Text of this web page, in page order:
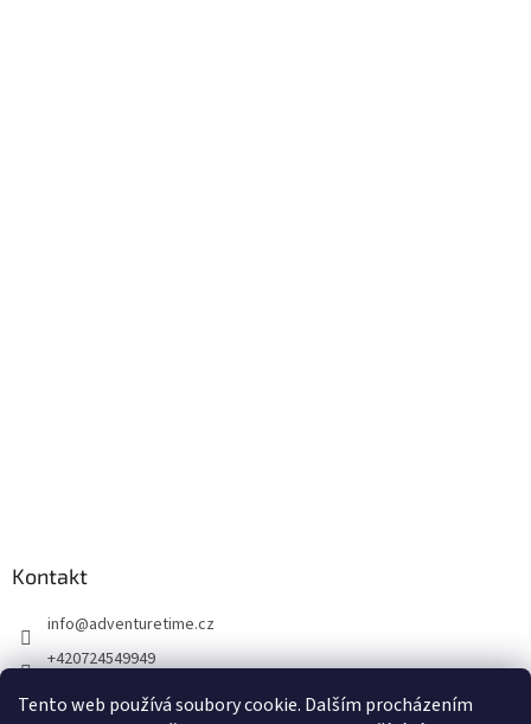
Tento web používá soubory cookie. Dalším procházením
Kontakt
info@adventuretime.cz
+420724549949
+420606618099